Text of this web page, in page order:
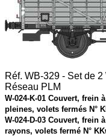
Réf. WB-329 - Set de
Réseau PLM
W-024-K-01 Couvert, frein
pleines, volets fermés N°
W-024-D-03 Couvert, frein
rayons, volets fermé N°